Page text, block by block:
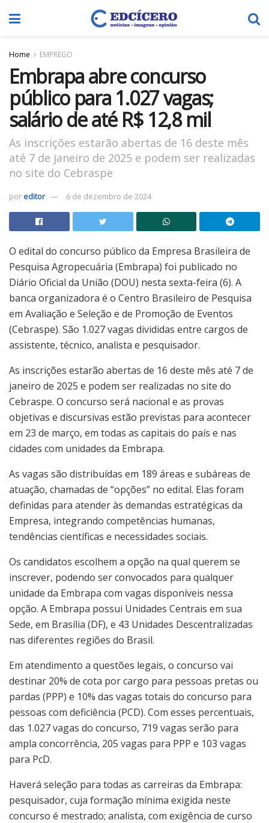
Home EMPREGO
Embrapa abre concurso
público para 1.027 vagas;
salário de até R$ 12,8 mil
As inscrições estarão abertas de 16 deste mês
até 7 de janeiro de 2025 e podem ser realizadas
no site do Cebraspe
por editor 6 de dezembro de 2024
O edital do concurso público da Empresa Brasileira de
Pesquisa Agropecuária (Embrapa) foi publicado no
Diário Oficial da União (DOU) nesta sexta-feira (6). A
banca organizadora é o Centro Brasileiro de Pesquisa
em Avaliação e Seleção e de Promoção de Eventos
(Cebraspe). São 1.027 vagas divididas entre cargos de
assistente, técnico, analista e pesquisador.
As inscrições estarão abertas de 16 deste mês até 7 de
janeiro de 2025 e podem ser realizadas no site do
Cebraspe. O concurso será nacional e as provas
objetivas e discursivas estão previstas para acontecer
em 23 de março, em todas as capitais do país e nas
cidades com unidades da Embrapa.
As vagas são distribuídas em 189 áreas e subáreas de
atuação, chamadas de “opções” no edital. Elas foram
definidas para atender às demandas estratégicas da
Empresa, integrando competências humanas,
tendências científicas e necessidades sociais.
Os candidatos escolhem a opção na qual querem se
inscrever, podendo ser convocados para qualquer
unidade da Embrapa com vagas disponíveis nessa
opção. A Embrapa possui Unidades Centrais em sua
Sede, em Brasília (DF), e 43 Unidades Descentralizadas
nas diferentes regiões do Brasil.
Em atendimento a questões legais, o concurso vai
destinar 20% de cota por cargo para pessoas pretas ou
pardas (PPP) e 10% das vagas totais do concurso para
pessoas com deficiência (PCD). Com esses percentuais,
das 1.027 vagas do concurso, 719 vagas serão para
ampla concorrência, 205 vagas para PPP e 103 vagas
para PcD.
Haverá seleção para todas as carreiras da Embrapa:
pesquisador, cuja formação mínima exigida neste
concurso é mestrado; analista, com exigência de curso